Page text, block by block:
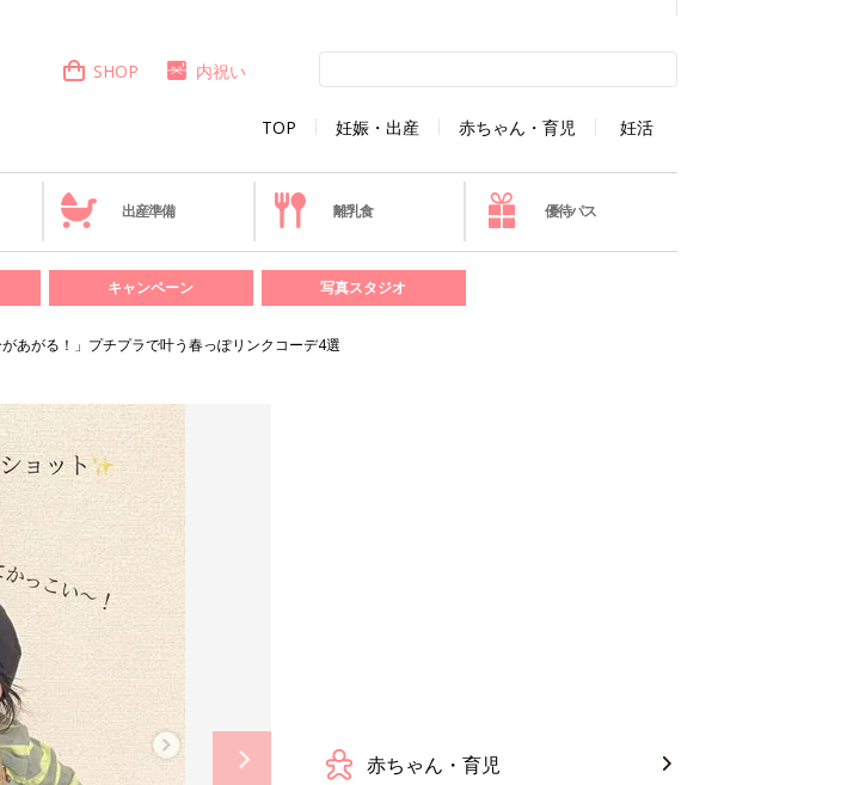
TOP 妊娠・出産 赤ちゃん・育児 妊活
SHOP 内祝い
出産準備 離乳食 優待パス
キャンペーン 写真スタジオ
あがる！」プチプラで叶う春っぽリンクコーデ4選
赤ちゃん・育児